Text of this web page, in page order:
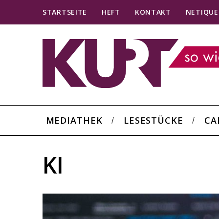
STARTSEITE HEFT KONTAKT
MEDIATHEK LESESTÜCKE
KI